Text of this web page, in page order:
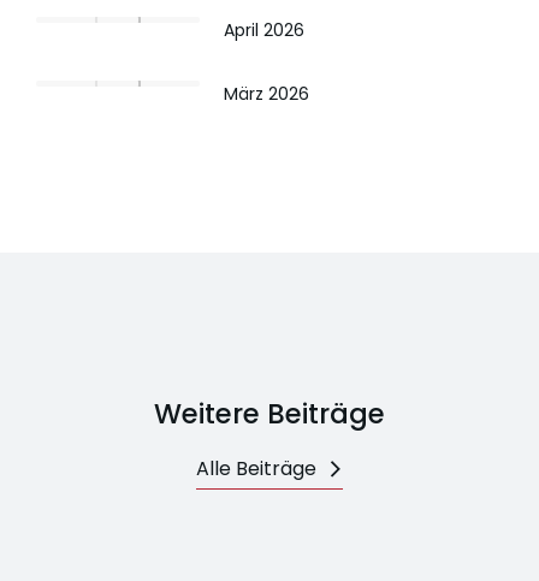
April 2026
März 2026
Weitere Beiträge
Alle Beiträge